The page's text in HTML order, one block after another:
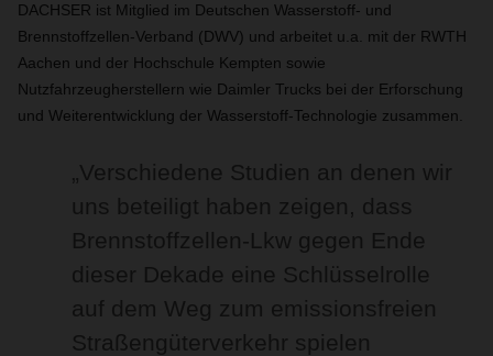
DACHSER ist Mitglied im Deutschen Wasserstoff- und
Brennstoffzellen-Verband (DWV) und arbeitet u.a. mit der RWTH
Aachen und der Hochschule Kempten sowie
Nutzfahrzeugherstellern wie Daimler Trucks bei der Erforschung
und Weiterentwicklung der Wasserstoff-Technologie zusammen.
„Verschiedene Studien an denen wir
uns beteiligt haben zeigen, dass
Brennstoffzellen-Lkw gegen Ende
dieser Dekade eine Schlüsselrolle
auf dem Weg zum emissionsfreien
Straßengüterverkehr spielen